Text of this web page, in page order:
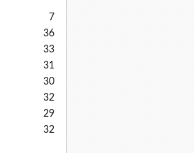
7
36
33
31
30
32
29
32